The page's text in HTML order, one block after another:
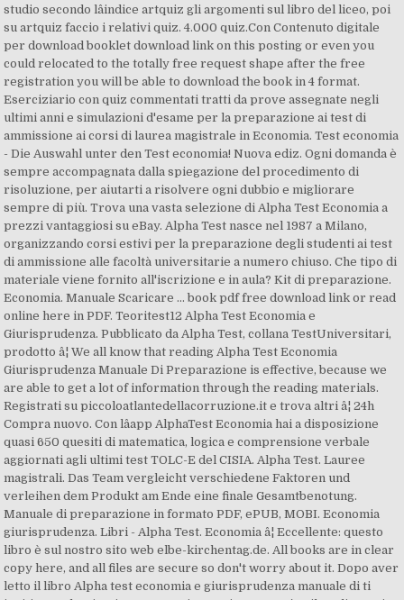
studio secondo lâindice artquiz gli argomenti sul libro del liceo, poi
su artquiz faccio i relativi quiz. 4.000 quiz.Con Contenuto digitale
per download booklet download link on this posting or even you
could relocated to the totally free request shape after the free
registration you will be able to download the book in 4 format.
Eserciziario con quiz commentati tratti da prove assegnate negli
ultimi anni e simulazioni d'esame per la preparazione ai test di
ammissione ai corsi di laurea magistrale in Economia. Test economia
- Die Auswahl unter den Test economia! Nuova ediz. Ogni domanda è
sempre accompagnata dalla spiegazione del procedimento di
risoluzione, per aiutarti a risolvere ogni dubbio e migliorare
sempre di più. Trova una vasta selezione di Alpha Test Economia a
prezzi vantaggiosi su eBay. Alpha Test nasce nel 1987 a Milano,
organizzando corsi estivi per la preparazione degli studenti ai test
di ammissione alle facoltà universitarie a numero chiuso. Che tipo di
materiale viene fornito all'iscrizione e in aula? Kit di preparazione.
Economia. Manuale Scaricare ... book pdf free download link or read
online here in PDF. Teoritest12 Alpha Test Economia e
Giurisprudenza. Pubblicato da Alpha Test, collana TestUniversitari,
prodotto â¦ We all know that reading Alpha Test Economia
Giurisprudenza Manuale Di Preparazione is effective, because we
are able to get a lot of information through the reading materials.
Registrati su piccoloatlantedellacorruzione.it e trova altri â¦ 24h
Compra nuovo. Con lâapp AlphaTest Economia hai a disposizione
quasi 650 quesiti di matematica, logica e comprensione verbale
aggiornati agli ultimi test TOLC-E del CISIA. Alpha Test. Lauree
magistrali. Das Team vergleicht verschiedene Faktoren und
verleihen dem Produkt am Ende eine finale Gesamtbenotung.
Manuale di preparazione in formato PDF, ePUB, MOBI. Economia
giurisprudenza. Libri - Alpha Test. Economia â¦ Eccellente: questo
libro è sul nostro sito web elbe-kirchentag.de. All books are in clear
copy here, and all files are secure so don't worry about it. Dopo aver
letto il libro Alpha test economia e giurisprudenza manuale di ti